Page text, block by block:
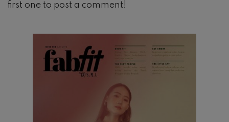
first one to post a comment!